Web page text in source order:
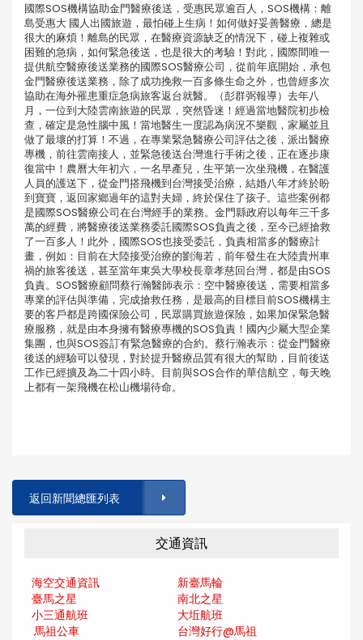
國際SOS機構協助金門醫療後送，受惠民眾逾百人，SOS機構：離
島受惠大 國人出國旅遊，最怕碰上生病！如何做好妥善醫療，總是
很大的麻煩！離島的民眾，在醫療資源缺乏的情況下，碰上複雜或
困難的急病，如何緊急後送，也是很大的考驗！對此，國際間唯一
提供航空醫療後送業務的國際SOS醫療公司，從前年底開始，承包
金門醫療後送業務，除了成功挽救一百多條生命之外，也曾經多次
協助在海外罹患重症急病旅客返台就醫。（彭群弼報導）去年八
月，一位到大陸雲南旅遊的民眾，突然昏迷！經過當地醫院初步檢
查，確定是急性腦中風！當地醫生一度認為病況不樂觀，家屬並且
做了最壞的打算！不過，在專業緊急醫療公司評估之後，派出醫療
專機，前往雲南接人，並緊急後送台灣進行手術之後，正在逐步康
復當中！農曆大年初六，一名早產兒，生平第一次坐飛機，在醫護
人員的護送下，從金門搭飛機到台灣接受治療，結婚八年才終於盼
到寶寶，返回家鄉過年的這對夫婦，終於保住了孩子。這些案例都
是國際SOS醫療公司在台灣經手的業務。金門縣政府以每年三千多
萬的經費，將醫療後送業務委託國際SOS負責之後，至今已經搶救
了一百多人！此外，國際SOS也接受委託，負責相當多的醫療計
畫，例如：目前在大陸接受治療的劉海若，前年發生在大陸貴州車
禍的旅客後送，甚至當年東吳大學校長章孝慈回台灣，都是由SOS
負責。SOS醫療顧問蔡行瀚醫師表示：空中醫療後送，需要相當多
專業的評估與準備，完成搶救任務，是最高的目標目前SOS機構主
要的客戶都是跨國保險公司，民眾購買旅遊保險，如果加保緊急醫
療服務，就是由本身擁有醫療專機的SOS負責！國內少屬大型企業
集團，也與SOS簽訂有緊急醫療的合約。蔡行瀚表示：從金門醫療
後送的經驗可以發現，對於提升醫療品質有很大的幫助，目前後送
工作已經擴及為二十四小時。目前與SOS合作的華信航空，每天晚
上都有一架飛機在松山機場待命。
返回新聞總匯列表
交通資訊
海空交通資訊
新臺馬輪
臺馬之星
南北之星
小三通航班
大坵航班
馬祖公車
台灣好行@馬祖